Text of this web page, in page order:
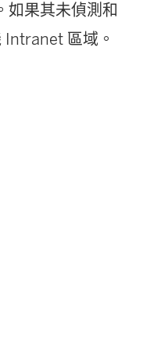
如果其未偵測和
Intranet 區域。